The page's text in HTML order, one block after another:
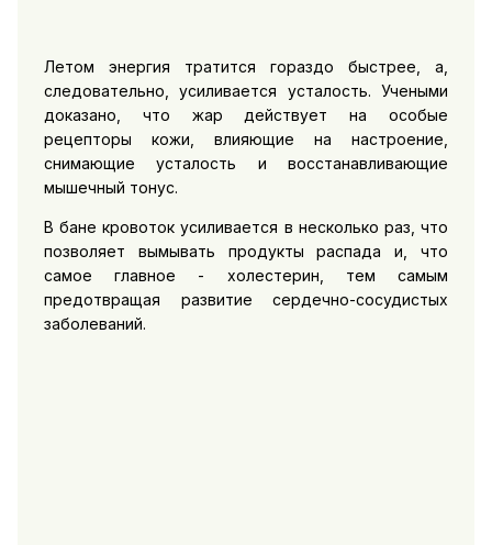
Летом энергия тратится гораздо быстрее, а,
следовательно, усиливается усталость. Учеными
доказано, что жар действует на особые
рецепторы кожи, влияющие на настроение,
снимающие усталость и восстанавливающие
мышечный тонус.
В бане кровоток усиливается в несколько раз, что
позволяет вымывать продукты распада и, что
самое главное - холестерин, тем самым
предотвращая развитие сердечно-сосудистых
заболеваний.